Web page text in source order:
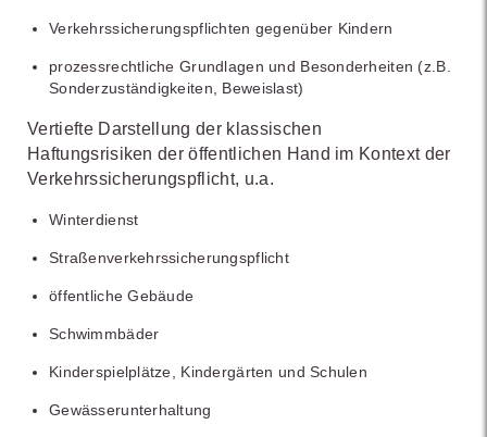
Verkehrssicherungspflichten gegenüber Kindern
prozessrechtliche Grundlagen und Besonderheiten (z.B.
Sonderzuständigkeiten, Beweislast)
Vertiefte Darstellung der klassischen
Haftungsrisiken der öffentlichen Hand im Kontext der
Verkehrssicherungspflicht, u.a.
Winterdienst
Straßenverkehrssicherungspflicht
öffentliche Gebäude
Schwimmbäder
Kinderspielplätze, Kindergärten und Schulen
Gewässerunterhaltung